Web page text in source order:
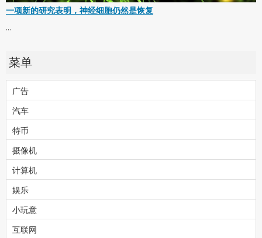
一项新的研究表明，神经细胞仍然是恢复
...
菜单
广告
汽车
特币
摄像机
计算机
娱乐
小玩意
互联网